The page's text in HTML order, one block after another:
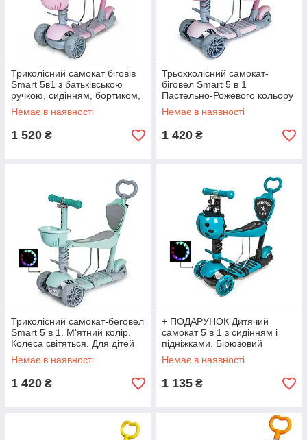
Триколісний самокат біговів
Smart 5в1 з батьківською
ручкою, сидінням, бортиком,
колір рожевий
Немає в наявності
1 520 ₴
Трьохколісний самокат-
біговел Smart 5 в 1
Пастельно-Рожевого кольору
(від 1 року, великі колеса, що
світяться)
Немає в наявності
1 420 ₴
Триколісний самокат-беговел
Smart 5 в 1. М'ятний колір.
Колеса світяться. Для дітей
від 1 року
Немає в наявності
1 420 ₴
+ ПОДАРУНОК Дитячий
самокат 5 в 1 з сидінням і
підніжками. Бірюзовий
Немає в наявності
1 135 ₴